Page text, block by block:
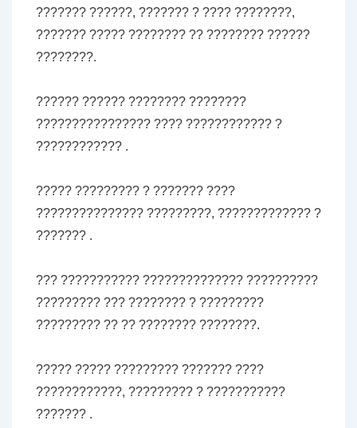
??????? ??????, ??????? ? ???? ????????,
??????? ????? ???????? ?? ???????? ??????
????????.
?????? ?????? ???????? ????????
???????????????? ???? ???????????? ?
???????????? .
????? ????????? ? ??????? ????
??????????????? ?????????, ????????????? ?
??????? .
??? ??????????? ?????????????? ??????????
????????? ??? ???????? ? ?????????
????????? ?? ?? ???????? ????????.
????? ????? ????????? ??????? ????
????????????, ????????? ? ???????????
??????? .